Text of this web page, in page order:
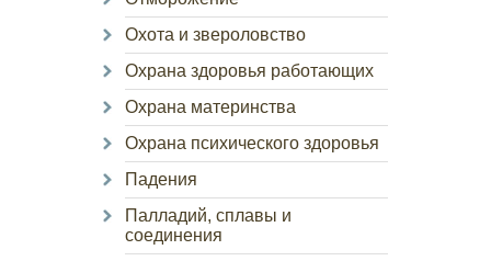
Охота и звероловство
Охрана здоровья работающих
Охрана материнства
Охрана психического здоровья
Падения
Палладий, сплавы и
соединения